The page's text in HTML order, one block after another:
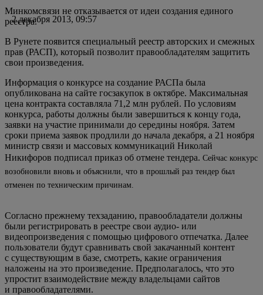
2 декабря 2013, 09:57
Минкомсвязи не отказывается от идеи создания единого
реестра.
В Рунете появится специальный реестр авторских и смежных
прав (РАСП), который позволит правообладателям защитить
свои произведения.
Информация о конкурсе на создание РАСПа была
опубликована на сайте госзакупок в октябре. Максимальная
цена контракта составляла 71,2 млн рублей. По условиям
конкурса, работы должны были завершиться к концу года,
заявки на участие принимали до середины ноября. Затем
сроки приема заявок продлили до начала декабря, а 21 ноября
министр связи и массовых коммуникаций Николай
Никифоров подписал приказ об отмене тендера. Сейчас конкурс
возобновили вновь и объяснили, что в прошлый раз тендер был
отменен по техническим причинам.
Согласно прежнему техзаданию, правообладатели должны
были регистрировать в реестре свои аудио- или
видеопроизведения с помощью цифрового отпечатка. Далее
пользователи будут сравнивать свой закачанный контент
с существующим в базе, смотреть, какие ограничения
наложены на это произведение. Предполагалось, что это
упростит взаимодействие между владельцами сайтов
и правообладателями.